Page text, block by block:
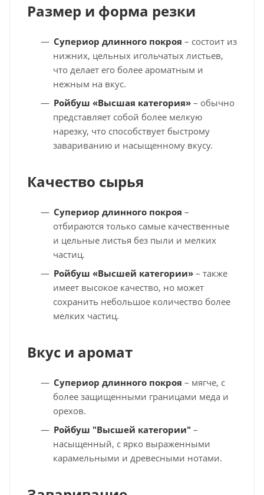
Размер и форма резки
Супериор длинного покроя – состоит из
нижних, цельных игольчатых листьев,
что делает его более ароматным и
нежным на вкус.
Ройбуш «Высшая категория» – обычно
представляет собой более мелкую
нарезку, что способствует быстрому
завариванию и насыщенному вкусу.
Качество сырья
Супериор длинного покроя –
отбираются только самые качественные
и цельные листья без пыли и мелких
частиц.
Ройбуш «Высшей категории» – также
имеет высокое качество, но может
сохранить небольшое количество более
мелких частиц.
Вкус и аромат
Супериор длинного покроя – мягче, с
более защищенными границами меда и
орехов.
Ройбуш "Высшей категории" –
насыщенный, с ярко выраженными
карамельными и древесными нотами.